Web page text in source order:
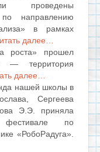
проведены
направлению
в рамках
далее…
роста» прошел
— территория
далее…
нашей школы в
Сергеева
Э.Э. приняла
по
«РобоРадуга».